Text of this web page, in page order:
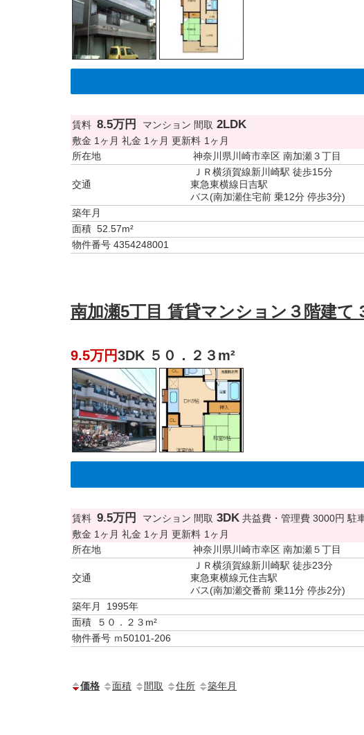
賃料 8.5万円 マンション 間取 2LDK
敷金 1ヶ月 礼金 1ヶ月 更新料 1ヶ月
所在地
神奈川県川崎市幸区 南加瀬３丁目
交通
ＪＲ横須賀線新川崎駅 徒歩15分
東急東横線日吉駅
バス(南加瀬住宅前 乗12分 停歩3分)
築年月
面積 52.57m²
物件番号 4354248001
南加瀬5丁目 賃貸マンション３階建て
9.5万円3DK ５０．２３m²
賃料 9.5万円 マンション 間取 3DK 共益費・管理費 3000円 駐
敷金 1ヶ月 礼金 1ヶ月 更新料 1ヶ月
所在地
神奈川県川崎市幸区 南加瀬５丁目
交通
ＪＲ横須賀線新川崎駅 徒歩23分
東急東横線元住吉駅
バス(南加瀬交番前 乗11分 停歩2分)
築年月
1995年
面積
５０．２３m²
物件番号 ｍ50101-206
価格 面積 間取 住所 築年月